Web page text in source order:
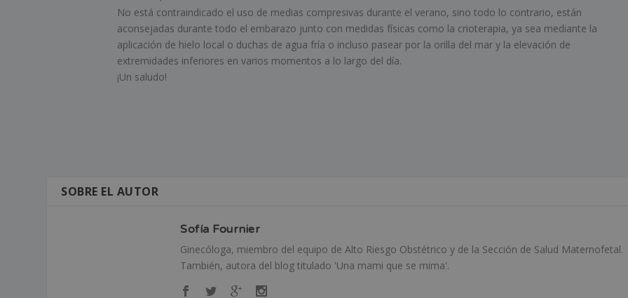
No está contraindicado el uso de medias compresivas durante el verano, sino todo lo contrario, están
aconsejadas durante todo el embarazo junto con medidas físicas como la crioterapia, ya sea mediante la
aplicación de hielo local o duchas de agua fría o incluso pasear por la orilla del mar y la elevación de
extremidades inferiores en varios momentos a lo largo del día.
¡Un saludo!
SOBRE EL AUTOR
Sofía Fournier
Ginecóloga, miembro del equipo de Alto Riesgo Obstétrico y de la Sección de Salud Maternofetal.
También, autora del blog titulado 'Una mami que se mima'.